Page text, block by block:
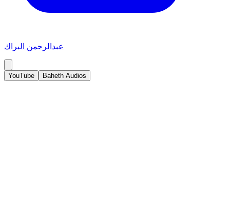
عبدالرحمن البراك
YouTube Baheth Audios